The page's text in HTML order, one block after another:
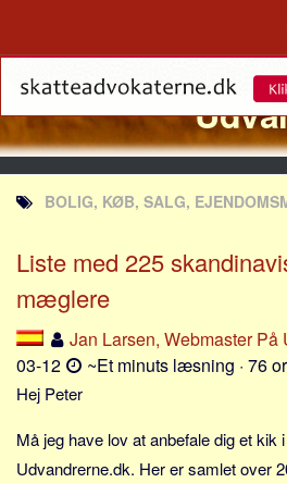
Portal
Udvandrerne.dk
Utvandrerne.no
Utvandrarna.se
Tyskland.dk
JLKM.dk
Lande
Tyrkiet
Spanien
Frankrig
BOLIG, KØB, SALG,
Liste med 225
mæglere
Jan Larsen, Webmaster På
03-12
~Et minuts læsning · 76
Hej Peter
Må jeg have lov at anbefale dig et kik
Udvandrerne.dk. Her er samlet over